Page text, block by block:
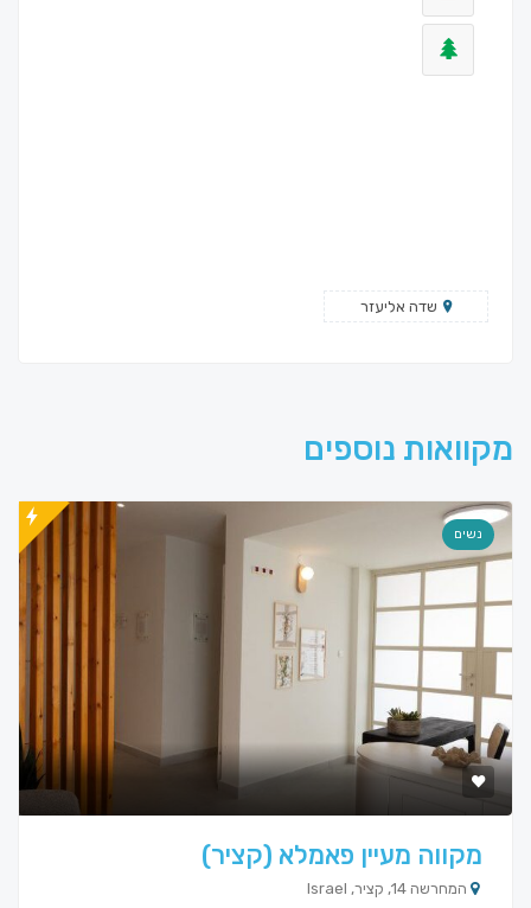
שדה אליעזר
מקוואות נוספים
נשים
מקווה מעיין פאמלא (קציר)
המחרשה 14, קציר, Israel